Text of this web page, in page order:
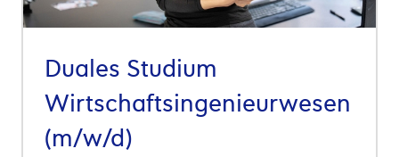
Duales Studium
Wirtschaftsingenieurwesen
(m/w/d)